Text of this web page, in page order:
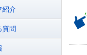
紹介
質問